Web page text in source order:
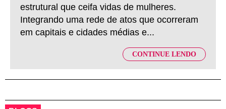
estrutural que ceifa vidas de mulheres.
Integrando uma rede de atos que ocorreram
em capitais e cidades médias e...
CONTINUE LENDO